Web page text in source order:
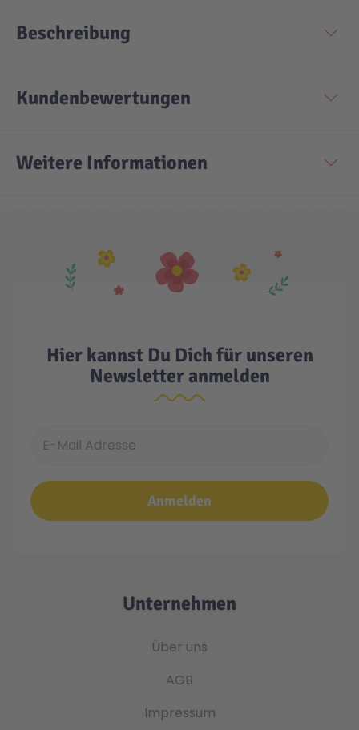
Beschreibung
Kundenbewertungen
Weitere Informationen
Hier kannst Du Dich für unseren
Newsletter anmelden
Anmelden
Unternehmen
Über uns
AGB
Impressum